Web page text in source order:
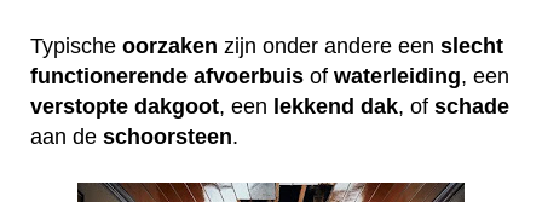
Typische oorzaken zijn onder andere een slecht
functionerende afvoerbuis of waterleiding, een
verstopte dakgoot, een lekkend dak, of schade
aan de schoorsteen.